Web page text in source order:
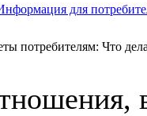
для
потребителям: Что